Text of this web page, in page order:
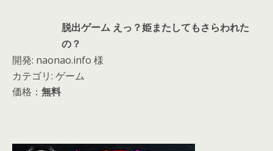
脱出ゲーム えっ？姫またしてもさらわれた
の？
開発: naonao.info 様
カテゴリ: ゲーム
価格： 無料